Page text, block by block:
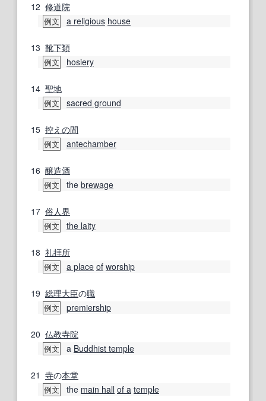
12 修道院
例文 a religious house
13 靴下類
例文 hosiery
14 聖地
例文 sacred ground
15 控えの間
例文 antechamber
16 醸造酒
例文 the brewage
17 俗人界
例文 the laity
18 礼拝所
例文 a place of worship
19 総理大臣の職
例文 premiership
20 仏教寺院
例文 a Buddhist temple
21 寺の本堂
例文 the main hall of a temple